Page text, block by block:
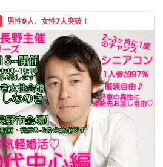
男性9人、女性7人突破！